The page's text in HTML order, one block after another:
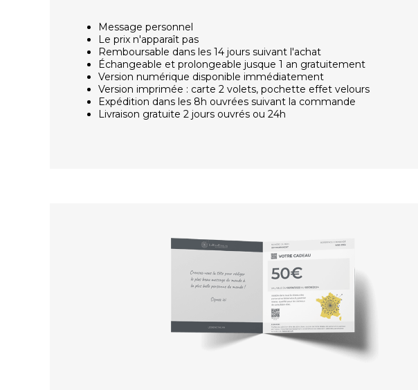
Message personnel
Le prix n'apparaît pas
Remboursable dans les 14 jours suivant l'achat
Échangeable et prolongeable jusque 1 an gratuitement
Version numérique disponible immédiatement
Version imprimée : carte 2 volets, pochette effet velours
Expédition dans les 8h ouvrées suivant la commande
Livraison gratuite 2 jours ouvrés ou 24h